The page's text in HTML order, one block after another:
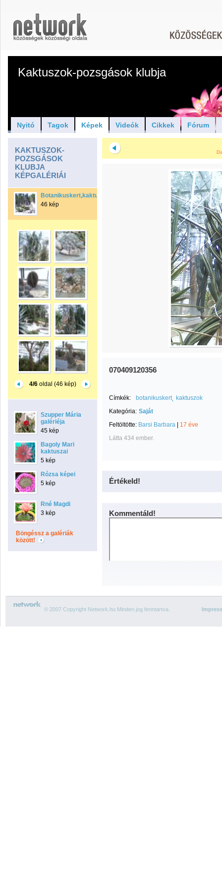
Kaktuszok-pozsgások klubja
Nyitó Tagok Képek Videók Cikkek Fórum
KAKTUSZOK-
POZSGÁSOK
KLUBJA
KÉPGALÉRIÁI
Botanikuskert,kaktuszház
46 kép
4/6oldal (46 kép)
Szupper Mária
galériéja
45 kép
Bagoly Mari
kaktuszai
5 kép
Rózsa képei
5 kép
Rné Magdi
3 kép
Böngéssz a galériák
között!
070409120356
Címkék: botanikuskert
kaktuszok
Kategória: Saját
Feltöltötte: Barsi Barbara
17 éve
Látta 434 ember.
Értékeld!
Kommentáld!
© 2007 Copyright Network.hu Minden jog fenntartva.